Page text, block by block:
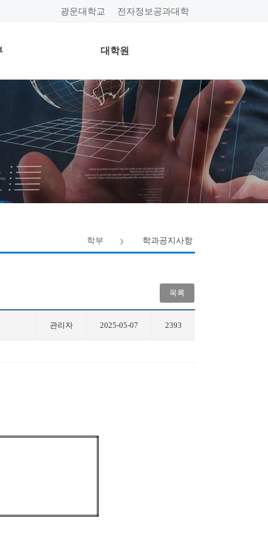
광운대학교 전자정보공과대학
대학원
학부 학과공지사항
목록
관리자 2025-05-07 2393